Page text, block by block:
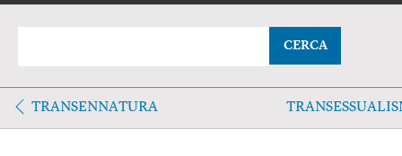
CERCA
TRANSENNATURA